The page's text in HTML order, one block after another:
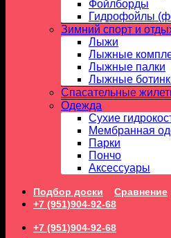
Фойлборды
Гидрофойлы
Зимний спорт и
Лыжи
Лыжные
Лыжные палки
Лыжные
Спасательные
Одежда
Сухие
Мембранная
Парки
Пончо
Аксессуары
Подбор доски Сравнение
+7 (951)904-92-68
+7 (951)904-92-68